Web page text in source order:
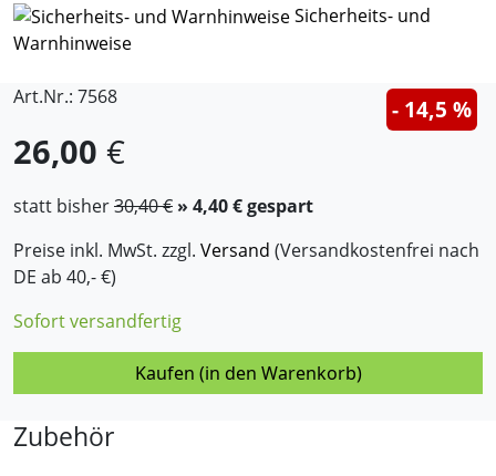
Sicherheits- und
Warnhinweise
Art.Nr.: 7568
26,00 €
statt bisher30,40 € » 4,40 € gespart
- 14,5 %
Preise inkl. MwSt. zzgl. Versand (Versandkostenfrei nach
DE ab 40,- €)
Sofort versandfertig
Kaufen (in den Warenkorb)
Zubehör